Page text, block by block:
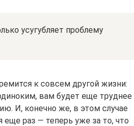
усугубляет проблему
к совсем другой жизни:
вам будет еще труднее
И, конечно же, в этом случае
еще раз — теперь уже за то, что